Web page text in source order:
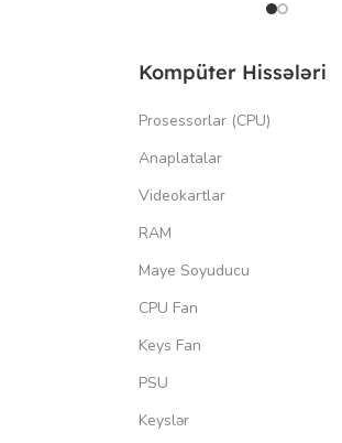
Kompüter Hissələri
Prosessorlar (CPU)
Anaplatalar
Videokartlar
RAM
Maye Soyuducu
CPU Fan
Keys Fan
PSU
Keyslər